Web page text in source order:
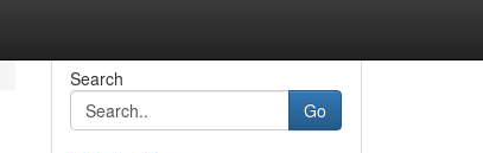
Search
Go